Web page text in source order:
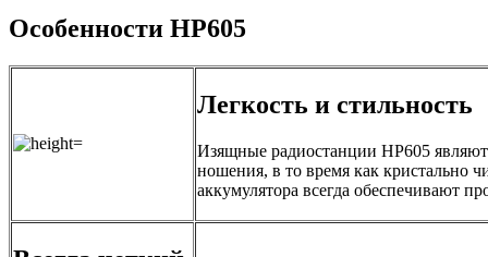
527
5
кількість
Особенности HP605
Легкость и стильность
Изящные радиостанции HP605
ношения, в то время как кристально
аккумулятора всегда обеспечивают